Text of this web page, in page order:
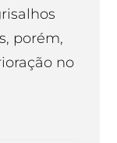
porém,
no